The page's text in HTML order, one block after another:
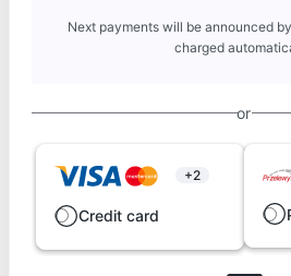
Next payments will be announced
charged
or
+2
Credit card